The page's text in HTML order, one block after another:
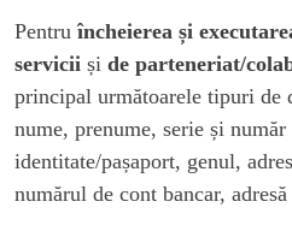
Pentruîncheierea și
servicii și de parteneriat/
principal următoarele tipuri de
nume, prenume, serie și număr
identitate/pașaport, genul,
numărul de cont bancar,